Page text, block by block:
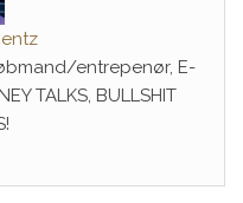
entrepenør, E-
TALKS, BULLSHIT